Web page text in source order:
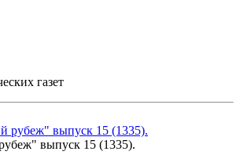
газет
выпуск 15 (1335).